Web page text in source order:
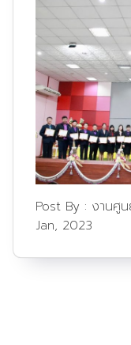
Post By : งานศู
Jan, 2023